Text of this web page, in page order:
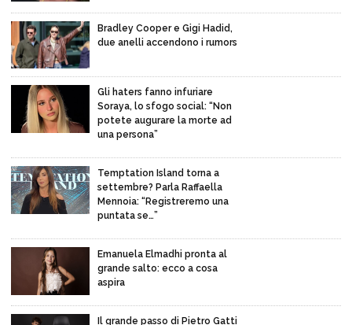
Bradley Cooper e Gigi Hadid,
due anelli accendono i rumors
Gli haters fanno infuriare
Soraya, lo sfogo social: “Non
potete augurare la morte ad
una persona”
Temptation Island torna a
settembre? Parla Raffaella
Mennoia: “Registreremo una
puntata se…”
Emanuela Elmadhi pronta al
grande salto: ecco a cosa
aspira
Il grande passo di Pietro Gatti